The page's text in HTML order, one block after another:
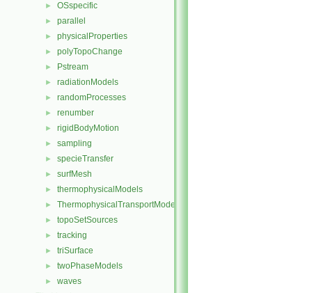
► OSspecific
► parallel
► physicalProperties
► polyTopoChange
► Pstream
► radiationModels
► randomProcesses
► renumber
► rigidBodyMotion
► sampling
► specieTransfer
► surfMesh
► thermophysicalModels
► ThermophysicalTransportModels
► topoSetSources
► tracking
► triSurface
► twoPhaseModels
► waves